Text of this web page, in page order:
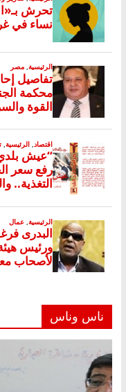
ناس وناس